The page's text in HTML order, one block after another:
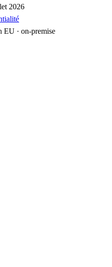
2026
EU · on-premise